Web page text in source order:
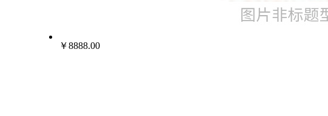
￥8888.00